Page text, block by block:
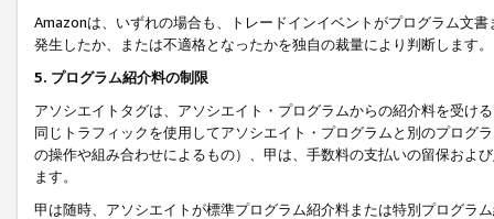
Amazonは、いずれの場合も、トレードインイベントがプログラム文
発生したか、または不適格となったかを独自の裁量により判断します。
5. プログラム紹介料の制限
アソシエイトタグは、アソシエイト・プログラムからの紹介料を受け
同じトラフィックを使用してアソシエイト・プログラムと別のプログ
の操作や組み合わせによるもの）、甲は、手数料の支払いの留保およ
ます。
甲は随時、アソシエイトが標準プログラム紹介料または特別プログラ